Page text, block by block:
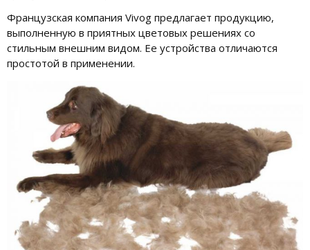
Французская компания Vivog предлагает продукцию,
выполненную в приятных цветовых решениях со
стильным внешним видом. Ее устройства отличаются
простотой в применении.